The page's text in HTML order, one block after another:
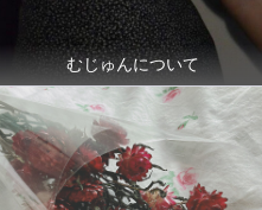
むじゅんについて